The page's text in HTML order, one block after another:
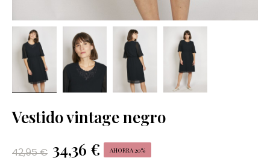
Vestido vintage negro
42,95 € 34,36 € AHORRA 20%